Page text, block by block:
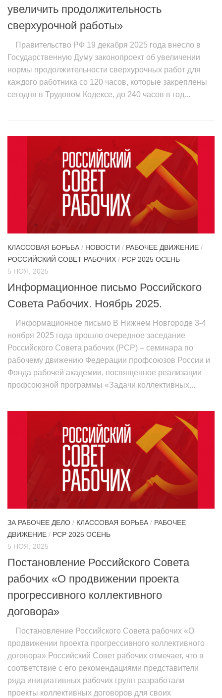
увеличить продолжительность
сверхурочной работы»
Правительство РФ 19 декабря 2025 года внесло в
Государственную Думу законопроект об увеличении
нормы продолжительности сверхурочных работ для
каждого работника со 120 часов, которые закреплены
сегодня в Трудовом Кодексе, до 240 часов в год...
КЛАССОВАЯ БОРЬБА / НОВОСТИ / РАБОЧЕЕ ДВИЖЕНИЕ /
РОССИЙСКИЙ СОВЕТ РАБОЧИХ / РСР 2025 ОСЕНЬ
5 НОЯ, 2025
Информационное письмо Российского
Совета Рабочих. Ноябрь 2025.
Информационное письмо В Нижнем Новгороде 3-4
ноября 2025 года прошло очередное заседание
Российского Совета рабочих (РСР) – семинара по
рабочему движению Федерации профсоюзов России и
Фонда рабочей академии, посвященное реализации
профсоюзной программы «Задачи коллективных...
ЗА РАБОЧЕЕ ДЕЛО / КЛАССОВАЯ БОРЬБА/ РАБОЧЕЕ
ДВИЖЕНИЕ / РСР 2025 ОСЕНЬ
5 НОЯ, 2025
Постановление Российского Совета
рабочих «О продвижении проекта
прогрессивного коллективного
договора»
Постановление Российского Совета рабочих «О
продвижении проекта прогрессивного коллективного
договора» Российский Совет рабочих отмечает, что в
соответствие с его рекомендациями представители
ряда инициативных рабочих групп разработали
проекты коллективных договоров для своих